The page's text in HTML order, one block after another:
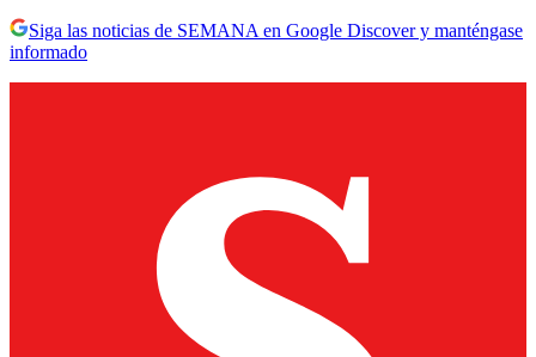
Siga las noticias de SEMANA en Google Discover y manténgase
informado